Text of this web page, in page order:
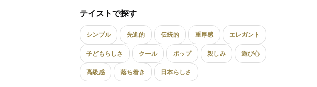
テイストで探す
シンプル 先進的 伝統的 重厚感 エレガント
子どもらしさ クール ポップ 親しみ 遊び心
高級感 落ち着き 日本らしさ